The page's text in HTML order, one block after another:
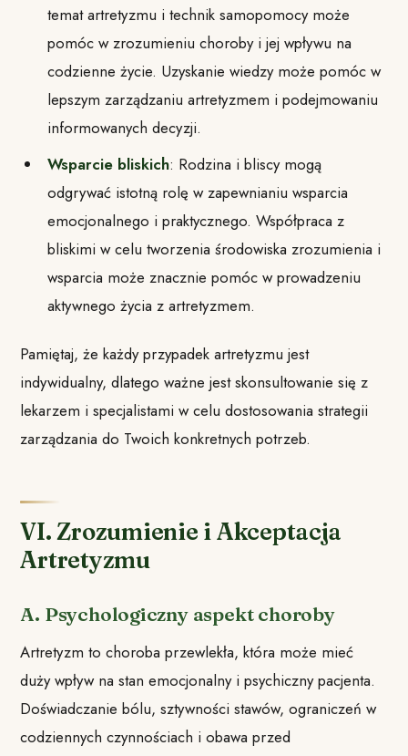
temat artretyzmu i technik samopomocy może
pomóc w zrozumieniu choroby i jej wpływu na
codzienne życie. Uzyskanie wiedzy może pomóc w
lepszym zarządzaniu artretyzmem i podejmowaniu
informowanych decyzji.
Wsparcie bliskich: Rodzina i bliscy mogą
odgrywać istotną rolę w zapewnianiu wsparcia
emocjonalnego i praktycznego. Współpraca z
bliskimi w celu tworzenia środowiska zrozumienia i
wsparcia może znacznie pomóc w prowadzeniu
aktywnego życia z artretyzmem.
Pamiętaj, że każdy przypadek artretyzmu jest
indywidualny, dlatego ważne jest skonsultowanie się z
lekarzem i specjalistami w celu dostosowania strategii
zarządzania do Twoich konkretnych potrzeb.
VI. Zrozumienie i Akceptacja
Artretyzmu
A. Psychologiczny aspekt choroby
Artretyzm to choroba przewlekła, która może mieć
duży wpływ na stan emocjonalny i psychiczny pacjenta.
Doświadczanie bólu, sztywności stawów, ograniczeń w
codziennych czynnościach i obawa przed